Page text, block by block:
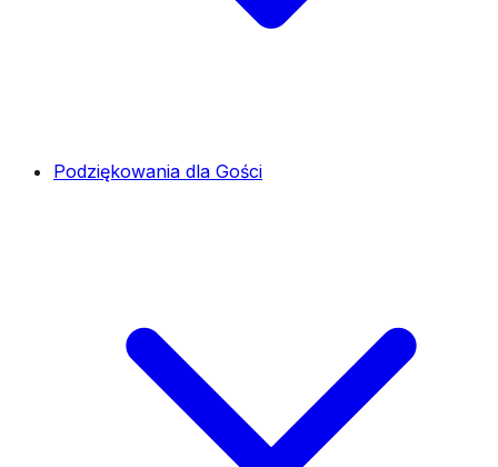
Podziękowania dla Gości